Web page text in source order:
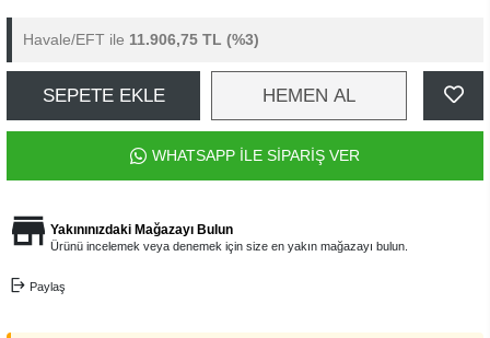
Havale/EFT ile 11.906,75 TL (%3)
SEPETE EKLE HEMEN AL
WHATSAPP İLE SİPARİŞ VER
Yakınınızdaki Mağazayı Bulun
Ürünü incelemek veya denemek için size en yakın mağazayı bulun.
Paylaş